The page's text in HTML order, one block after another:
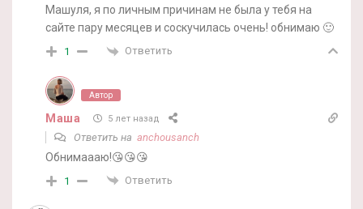
Машуля, я по личным причинам не была у тебя на
сайте пару месяцев и соскучилась очень! обнимаю 🙂
1 Ответить
Автор
Маша 5 лет назад
Ответить на anchousanch
Обнимаааю!😘😘😘
1 Ответить